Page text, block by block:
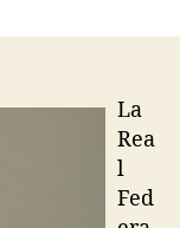
La
Rea
l
Fed